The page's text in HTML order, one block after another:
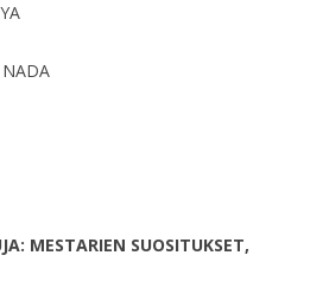
MESTARIEN SUOSITUKSET,